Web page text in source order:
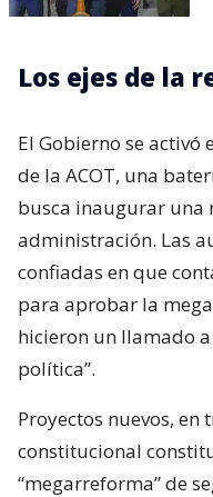
Los ejes de la
El Gobierno se activó
de la ACOT, una
busca inaugurar una
administración. Las
confiadas en que
para aprobar la
hicieron un llamado
política”.
Proyectos nuevos,
constitucional
“megarreforma” de